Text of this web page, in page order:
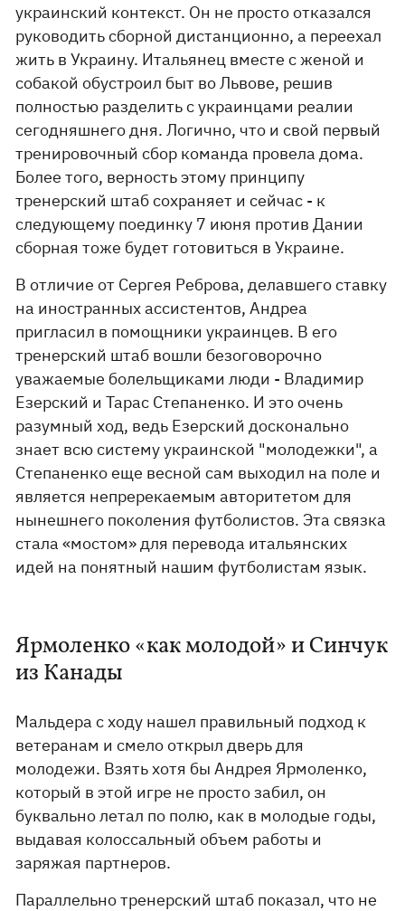
украинский контекст. Он не просто отказался
руководить сборной дистанционно, а переехал
жить в Украину. Итальянец вместе с женой и
собакой обустроил быт во Львове, решив
полностью разделить с украинцами реалии
сегодняшнего дня. Логично, что и свой первый
тренировочный сбор команда провела дома.
Более того, верность этому принципу
тренерский штаб сохраняет и сейчас - к
следующему поединку 7 июня против Дании
сборная тоже будет готовиться в Украине.
В отличие от Сергея Реброва, делавшего ставку
на иностранных ассистентов, Андреа
пригласил в помощники украинцев. В его
тренерский штаб вошли безоговорочно
уважаемые болельщиками люди - Владимир
Езерский и Тарас Степаненко. И это очень
разумный ход, ведь Езерский досконально
знает всю систему украинской "молодежки", а
Степаненко еще весной сам выходил на поле и
является непререкаемым авторитетом для
нынешнего поколения футболистов. Эта связка
стала «мостом» для перевода итальянских
идей на понятный нашим футболистам язык.
Ярмоленко «как молодой» и Синчук
из Канады
Мальдера с ходу нашел правильный подход к
ветеранам и смело открыл дверь для
молодежи. Взять хотя бы Андрея Ярмоленко,
который в этой игре не просто забил, он
буквально летал по полю, как в молодые годы,
выдавая колоссальный объем работы и
заряжая партнеров.
Параллельно тренерский штаб показал, что не